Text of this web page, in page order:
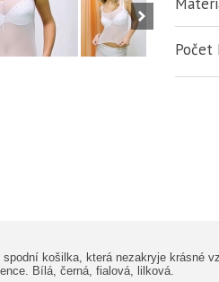
Počet
košilka, která nezakryje krásné
Bílá, černá, fialová, lilková.